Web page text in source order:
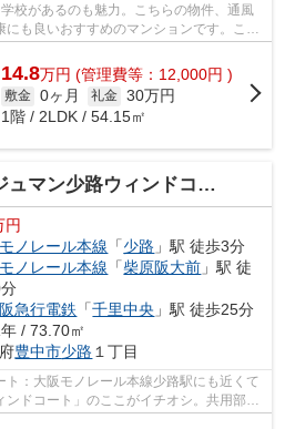
校があるのも魅力。こちらの物件、通風
も良いおすすめのマンションです。こち
ンです...
14.8万円 (管理費等：12,000円 )
敷金 0ヶ月 礼金 30万円
1階 / 2LDK / 54.15㎡
マン少路ウィンドコート
円
ノレール本線 「少路 」駅 徒歩3分
ノレール本線 「柴原阪大前 」駅 徒
急行電鉄 「千里中央 」駅 徒歩25分
/ 73.70㎡
豊中市少路 １丁目
：大阪モノレール本線少路駅にも近くて
ドコート」のここがイチオシ。共用部に
ど...